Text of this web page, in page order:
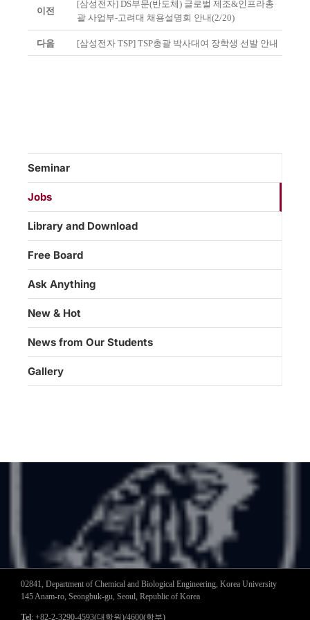
이전
[삼성전자] DS부문(반도체) 글로벌 제조&인프라총
괄 사업부-고려대 채용설명회 안내(2/20)
다음 [삼성전자 TSP] TSP총괄 박사대여 장학생 선발 안내
Seminar
Jobs
Library and Download
Free Board
Ask Anything
New & Hot
News from Our Students
Gallery
02841, Department of Chemical and Biological Engineering, Korea University
145 Anam-ro, Seongbuk-gu, Seoul, Republic of Korea
Tel: +82-2-3290-4593(대학원)/4600(학부)